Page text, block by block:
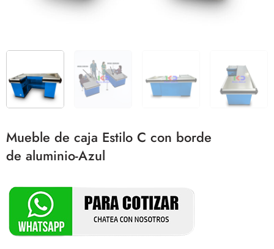
Mueble de caja Estilo C con borde
de aluminio-Azul